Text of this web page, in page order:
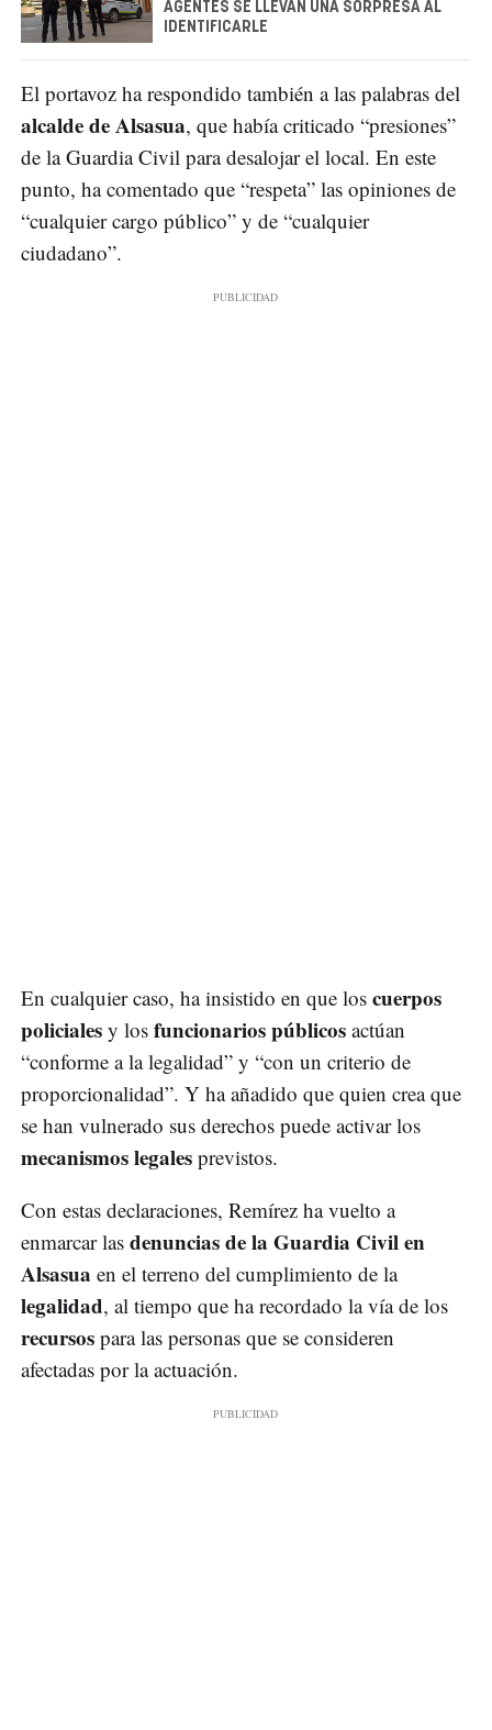
AGENTES SE LLEVAN UNA SORPRESA AL
IDENTIFICARLE
El portavoz ha respondido también a las palabras del
alcalde de Alsasua, que había criticado “presiones”
de la Guardia Civil para desalojar el local. En este
punto, ha comentado que “respeta” las opiniones de
“cualquier cargo público” y de “cualquier
ciudadano”.
En cualquier caso, ha insistido en que los cuerpos
policiales y los funcionarios públicos actúan
“conforme a la legalidad” y “con un criterio de
proporcionalidad”. Y ha añadido que quien crea que
se han vulnerado sus derechos puede activar los
mecanismos legales previstos.
Con estas declaraciones, Remírez ha vuelto a
enmarcar las denuncias de la Guardia Civil en
Alsasua en el terreno del cumplimiento de la
legalidad, al tiempo que ha recordado la vía de los
recursos para las personas que se consideren
afectadas por la actuación.